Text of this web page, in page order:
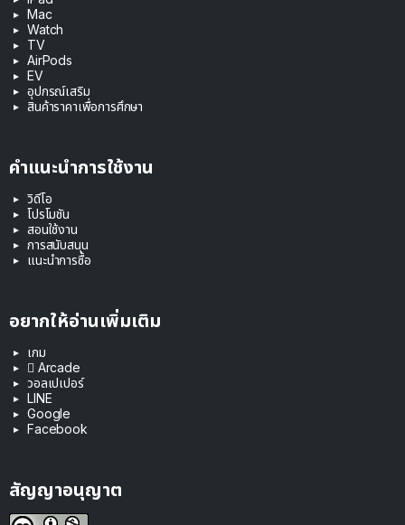
Mac
Watch
TV
AirPods
EV
อุปกรณ์เสริม
สินค้าราคาเพื่อการศึกษา
คำแนะนำการใช้งาน
วิดีโอ
โปรโมชัน
สอนใช้งาน
การสนับสนุน
แนะนำการซื้อ
อยากให้อ่านเพิ่มเติม
เกม
 Arcade
วอลเปเปอร์
LINE
Google
Facebook
สัญญาอนุญาต